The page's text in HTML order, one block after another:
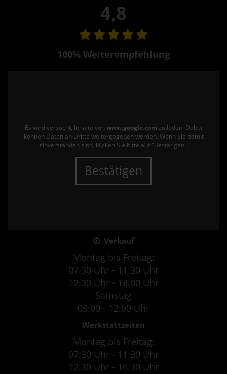
4,8
100% Weiterempfehlung
Es wird versucht, Inhalte von www.google.com zu laden. Dabei
können Daten an Dritte weitergegeben werden. Wenn Sie damit
einverstanden sind, klicken Sie bitte auf "Bestätigen".
Bestätigen
Verkauf
Montag bis Freitag:
07:30 Uhr - 11:30 Uhr
12:30 Uhr - 18:00 Uhr
Samstag
09:00 - 12:00 Uhr
Werkstattzeiten
Montag bis Freitag:
07:30 Uhr - 11:30 Uhr
12:30 Uhr - 16:30 Uhr